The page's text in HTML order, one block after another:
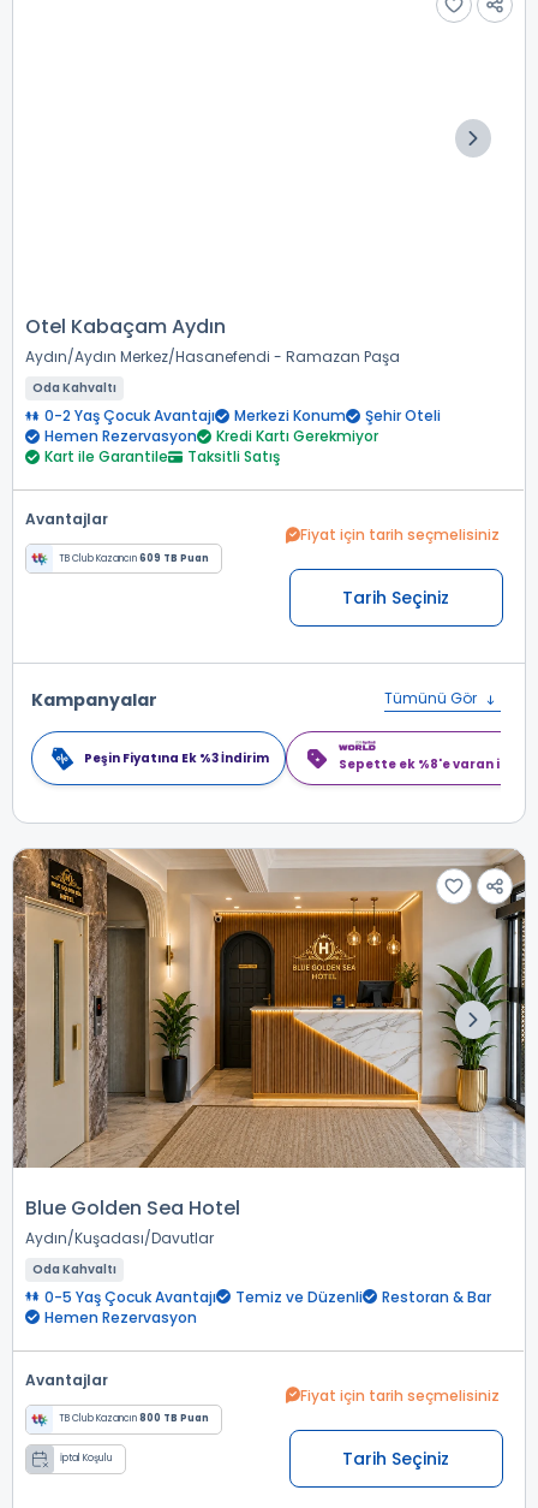
Otel Kabaçam Aydın
Aydın Aydın Merkez Hasanefendi - Ramazan Paşa
Oda Kahvaltı
0-2 Yaş Çocuk Avantajı Merkezi Konum
Şehir Oteli
Hemen Rezervasyon
Kredi Kartı Gerekmiyor
Kart ile Garantile
Taksitli Satış
Avantajlar
TB Club Kazancın609 TB Puan
Fiyat için tarih seçmelisiniz
Tarih Seçiniz
Kampanyalar Tümünü Gör
Peşin Fiyatına Ek %3 İndirim Sepette ek %8'e varan
Blue Golden Sea Hotel
Aydın Kuşadası Davutlar
Oda Kahvaltı
0-5 Yaş Çocuk Avantajı Temiz ve Düzenli
Restoran & Bar
Hemen Rezervasyon
Avantajlar
TB Club Kazancın800 TB Puan
İptal Koşulu
Fiyat için tarih seçmelisiniz
Tarih Seçiniz